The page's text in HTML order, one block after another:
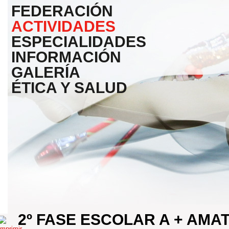
FEDERACIÓN
ACTIVIDADES
ESPECIALIDADES
INFORMACIÓN
GALERÍA
ÉTICA Y SALUD
2º FASE ESCOLAR A +